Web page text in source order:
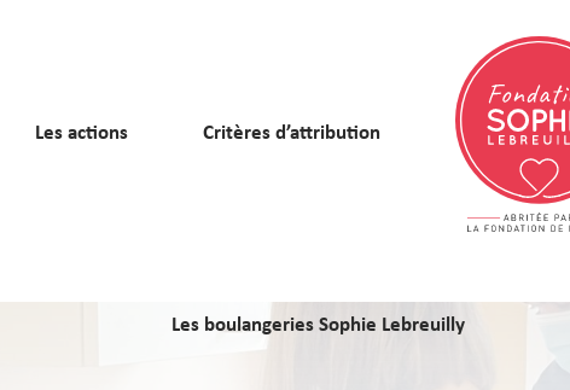
Les actions Critères d’attribution
Les boulangeries Sophie Lebreuilly